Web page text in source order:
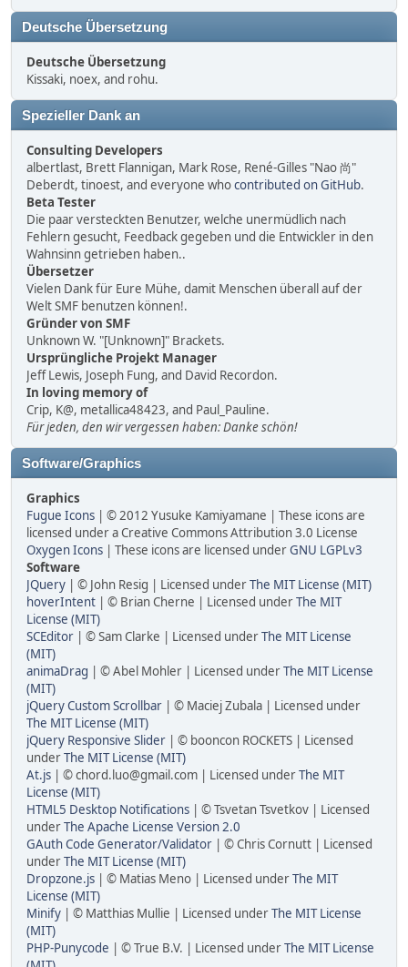
Deutsche Übersetzung
Deutsche Übersetzung
Kissaki, noex, and rohu.
Spezieller Dank an
Consulting Developers
albertlast, Brett Flannigan, Mark Rose, René-Gilles "Nao 尚"
Deberdt, tinoest, and everyone whocontributed on GitHub.
Beta Tester
Die paar versteckten Benutzer, welche unermüdlich nach
Fehlern gesucht, Feedback gegeben und die Entwickler in den
Wahnsinn getrieben haben..
Übersetzer
Vielen Dank für Eure Mühe, damit Menschen überall auf der
Welt SMF benutzen können!.
Gründer von SMF
Unknown W. "[Unknown]" Brackets.
Ursprüngliche Projekt Manager
Jeff Lewis, Joseph Fung, and David Recordon.
In loving memory of
Crip, K@, metallica48423, and Paul_Pauline.
Für jeden, den wir vergessen haben: Danke schön!
Software/Graphics
Graphics
Fugue Icons | © 2012 Yusuke Kamiyamane | These icons are
licensed under a Creative Commons Attribution 3.0 License
Oxygen Icons | These icons are licensed underGNU LGPLv3
Software
JQuery | © John Resig | Licensed underThe MIT License (MIT)
hoverIntent | © Brian Cherne | Licensed underThe MIT
License (MIT)
SCEditor | © Sam Clarke | Licensed underThe MIT License
(MIT)
animaDrag | © Abel Mohler | Licensed underThe MIT License
(MIT)
jQuery Custom Scrollbar | © Maciej Zubala | Licensed under
The MIT License (MIT)
jQuery Responsive Slider | © booncon ROCKETS | Licensed
underThe MIT License (MIT)
At.js | © chord.luo@gmail.com | Licensed underThe MIT
License (MIT)
HTML5 Desktop Notifications | © Tsvetan Tsvetkov | Licensed
underThe Apache License Version 2.0
GAuth Code Generator/Validator | © Chris Cornutt | Licensed
underThe MIT License (MIT)
Dropzone.js | © Matias Meno | Licensed underThe MIT
License (MIT)
Minify | © Matthias Mullie | Licensed underThe MIT License
(MIT)
PHP-Punycode | © True B.V. | Licensed underThe MIT License